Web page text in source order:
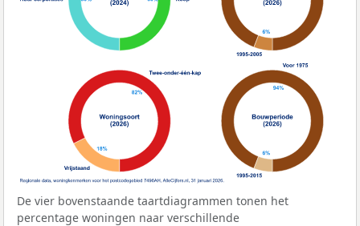
De vier bovenstaande taartdiagrammen tonen het
percentage woningen naar verschillende